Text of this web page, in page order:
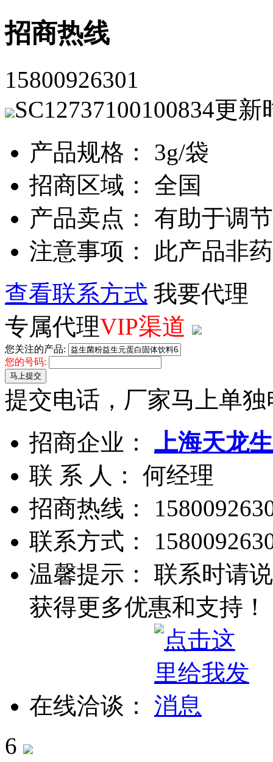
招商热线
15800926301
SC12737100100834更新
产品规格： 3g/袋
招商区域： 全国
产品卖点： 有助于调
注意事项： 此产品非
查看联系方式 我要代理
专属代理VIP渠道
您关注的产品:
您的号码:
马上提交
提交电话，厂家马上单
招商企业： 上海天龙
联 系 人： 何经理
招商热线：
联系方式：
温馨提示： 联系时请
获得更多优惠和支持！
在线洽谈：
6